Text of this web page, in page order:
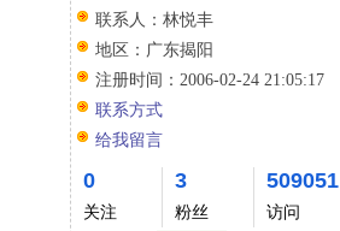
联系人： 林悦丰
地区： 广东揭阳
注册时间： 2006-02-24 21:05:17
联系方式
给我留言
0
关注
3
粉丝
509051
访问